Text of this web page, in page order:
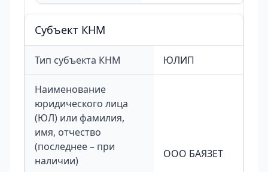
Cубъект КНМ
Тип субъекта КНМ ЮЛИП
Наименование
юридического лица
(ЮЛ) или фамилия,
имя, отчество
(последнее – при
наличии)
ООО БАЯЗЕТ